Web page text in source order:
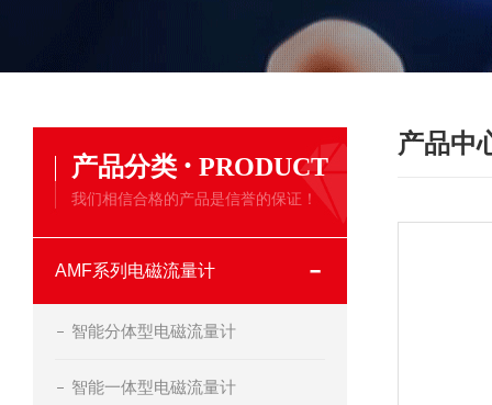
产品分类 · PRODUCT
我们相信合格的产品是信誉的保证！
AMF系列电磁流量计
智能分体型电磁流量计
智能一体型电磁流量计
产品中